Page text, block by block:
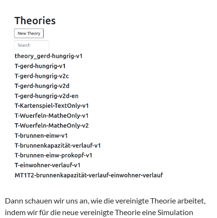
Dann schauen wir uns an, wie die vereinigte Theorie arbeitet,
indem wir für die neue vereinigte Theorie eine Simulation